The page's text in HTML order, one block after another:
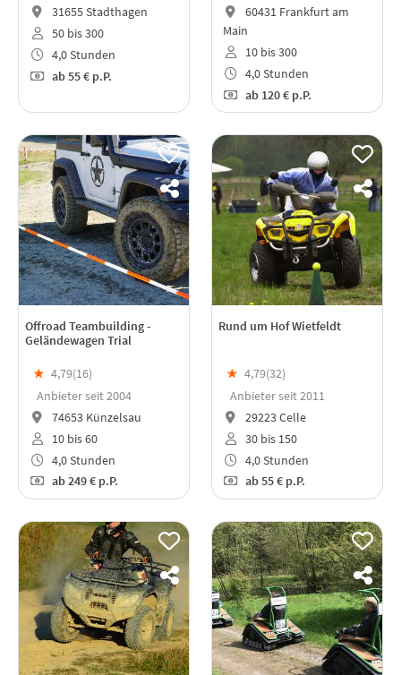
31655 Stadthagen
50 bis 300
4,0 Stunden
ab55 € p.P.
60431 Frankfurt am
Main
10 bis 300
4,0 Stunden
ab120 € p.P.
Offroad Teambuilding -
Geländewagen Trial
★ 4,79(16)
Anbieter seit 2004
74653 Künzelsau
10 bis 60
4,0 Stunden
ab249 € p.P.
Rund um Hof Wietfeldt
★ 4,79(32)
Anbieter seit 2011
29223 Celle
30 bis 150
4,0 Stunden
ab55 € p.P.